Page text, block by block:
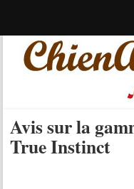
Avis sur la
True Instinct